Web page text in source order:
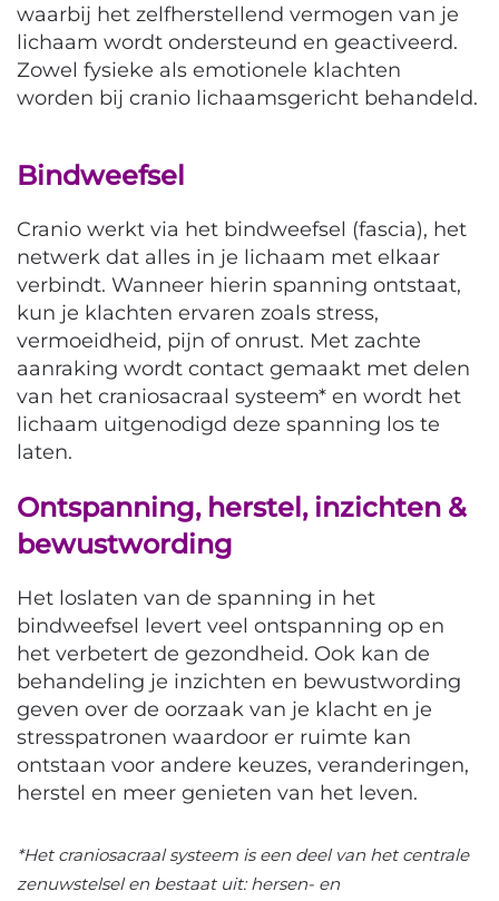
waarbij het zelfherstellend vermogen van je
lichaam wordt ondersteund en geactiveerd.
Zowel fysieke als emotionele klachten
worden bij cranio lichaamsgericht behandeld.
Bindweefsel
Cranio werkt via het bindweefsel (fascia), het
netwerk dat alles in je lichaam met elkaar
verbindt. Wanneer hierin spanning ontstaat,
kun je klachten ervaren zoals stress,
vermoeidheid, pijn of onrust. Met zachte
aanraking wordt contact gemaakt met delen
van het craniosacraal systeem* en wordt het
lichaam uitgenodigd deze spanning los te
laten.
Ontspanning, herstel, inzichten &
bewustwording
Het loslaten van de spanning in het
bindweefsel levert veel ontspanning op en
het verbetert de gezondheid. Ook kan de
behandeling je inzichten en bewustwording
geven over de oorzaak van je klacht en je
stresspatronen waardoor er ruimte kan
ontstaan voor andere keuzes, veranderingen,
herstel en meer genieten van het leven.
*Het craniosacraal systeem is een deel van het centrale
zenuwstelsel en bestaat uit: hersen- en